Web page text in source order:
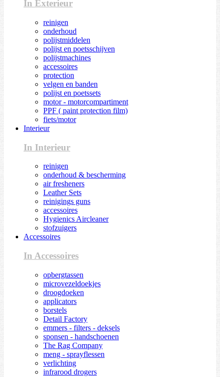
In Exterieur
reinigen
onderhoud
polijstmiddelen
polijst en poetsschijven
polijstmachines
accessoires
protection
velgen en banden
polijst en poetssets
motor - motorcompartiment
PPF ( paint protection film)
fiets/motor
Interieur
In Interieur
reinigen
onderhoud & bescherming
air fresheners
Leather Sets
reinigings guns
accessoires
Hygienics Aircleaner
stofzuigers
Accessoires
In Accessoires
opbergtassen
microvezeldoekjes
droogdoeken
applicators
borstels
Detail Factory
emmers - filters - deksels
sponsen - handschoenen
The Rag Company
meng - sprayflessen
verlichting
infrarood drogers